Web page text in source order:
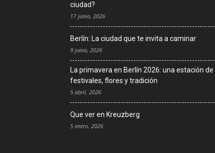
ciudad?
17 junio, 2026
Berlín: La ciudad que te invita a caminar
9 junio, 2026
La primavera en Berlín 2026: una estación de
festivales, flores y tradición
5 abril, 2026
Que ver en Kreuzberg
5 enero, 2026